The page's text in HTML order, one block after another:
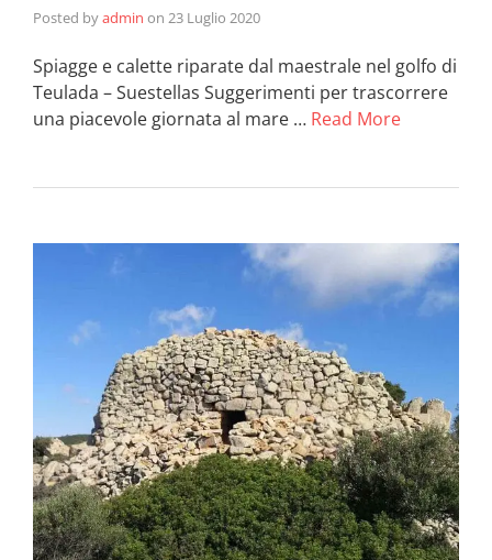
Posted byadmin on 23 Luglio 2020
Spiagge e calette riparate dal maestrale nel golfo di
Teulada – Suestellas Suggerimenti per trascorrere
una piacevole giornata al mare … Read More